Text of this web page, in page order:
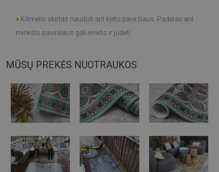
♦ Kilimėlis skirtas naudoti ant kieto paviršiaus. Padėtas ant
minkšto paviršiaus gali lenktis ir judėti.
MŪSŲ PREKĖS NUOTRAUKOS